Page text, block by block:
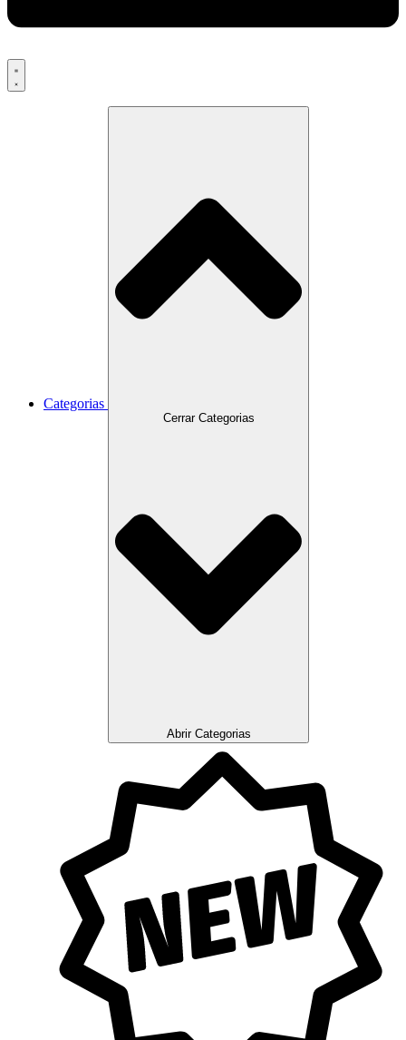
Categorias
Cerrar Categorias
Abrir Categorias